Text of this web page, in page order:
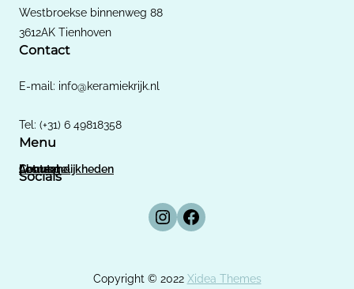
Westbroekse binnenweg 88
3612AK Tienhoven
Contact
​E-mail: info@keramiekrijk.nl
Tel: (+31) 6 49818358
Menu
About me
Actueel
Contact
Lesmogelijkheden
Socials
Instagram Facebook
Copyright © 2022 Xidea Themes